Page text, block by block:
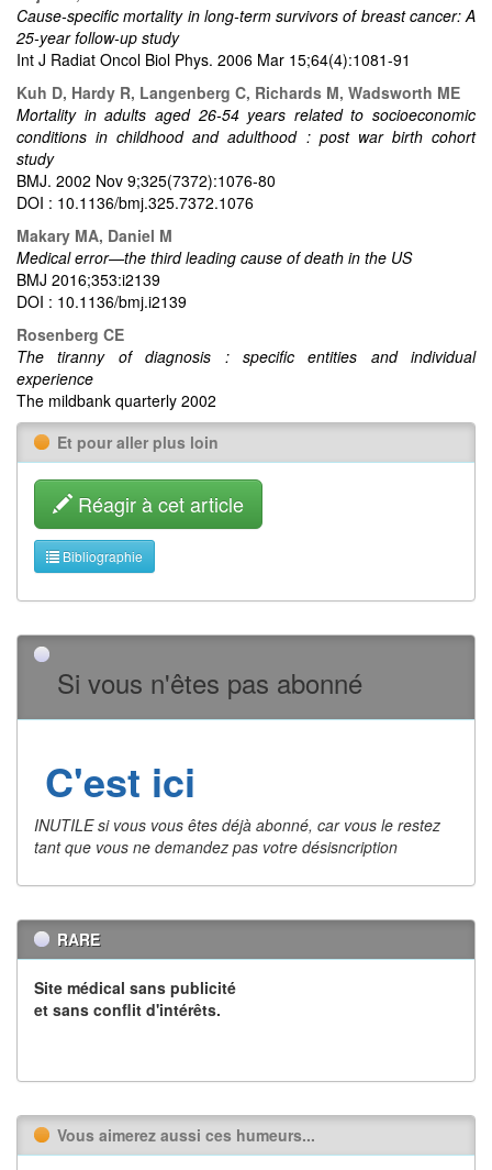
Cause-specific mortality in long-term survivors of breast cancer: A
25-year follow-up study
Int J Radiat Oncol Biol Phys. 2006 Mar 15;64(4):1081-91
Kuh D, Hardy R, Langenberg C, Richards M, Wadsworth ME
Mortality in adults aged 26-54 years related to socioeconomic
conditions in childhood and adulthood : post war birth cohort
study
BMJ. 2002 Nov 9;325(7372):1076-80
DOI : 10.1136/bmj.325.7372.1076
Makary MA, Daniel M
Medical error—the third leading cause of death in the US
BMJ 2016;353:i2139
DOI : 10.1136/bmj.i2139
Rosenberg CE
The tiranny of diagnosis : specific entities and individual
experience
The mildbank quarterly 2002
Et pour aller plus loin
Réagir à cet article
Bibliographie
Si vous n'êtes pas abonné
C'est ici
INUTILE si vous vous êtes déjà abonné, car vous le restez
tant que vous ne demandez pas votre désisncription
RARE
Site médical sans publicité
et sans conflit d'intérêts.
Vous aimerez aussi ces humeurs...